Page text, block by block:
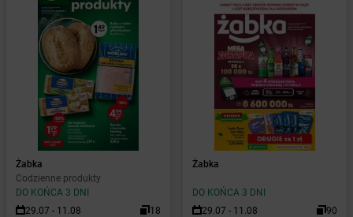
Żabka
Codzienne produkty
DO KOŃCA 3 DNI
29.07 - 11.08
18
Żabka
DO KOŃCA 3 DNI
29.07 - 11.08
90